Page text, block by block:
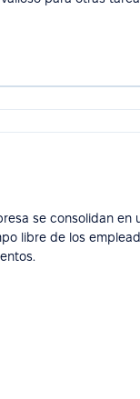
se consolidan en
libre de los